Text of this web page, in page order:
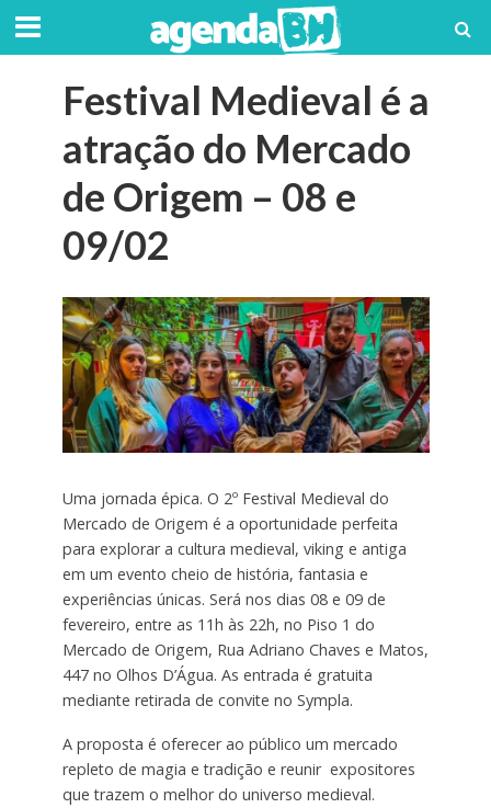
Festival Medieval é a
atração do Mercado
de Origem – 08 e
09/02
Uma jornada épica. O 2º Festival Medieval do
Mercado de Origem é a oportunidade perfeita
para explorar a cultura medieval, viking e antiga
em um evento cheio de história, fantasia e
experiências únicas. Será nos dias 08 e 09 de
fevereiro, entre as 11h às 22h, no Piso 1 do
Mercado de Origem, Rua Adriano Chaves e Matos,
447 no Olhos D’Água. As entrada é gratuita
mediante retirada de convite no Sympla.
A proposta é oferecer ao público um mercado
repleto de magia e tradição e reunir expositores
que trazem o melhor do universo medieval.